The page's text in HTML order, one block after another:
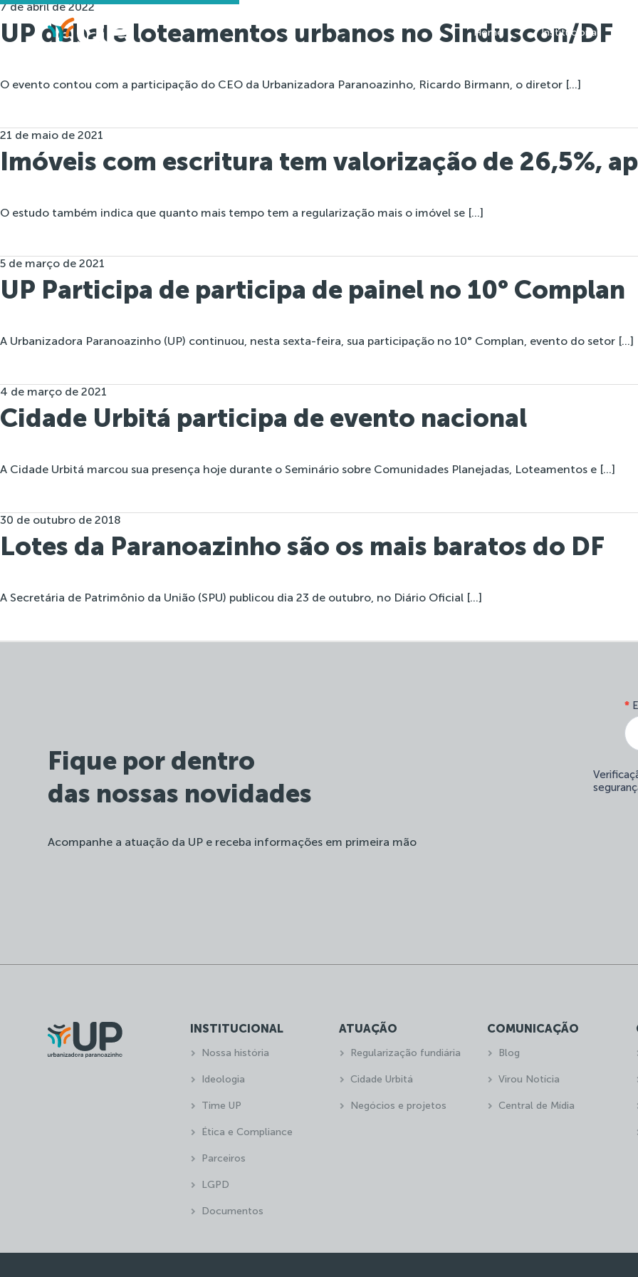
Home Institucional
7 de abril de 2022
UP debate loteamentos urbanos no Sinduscon/DF
O evento contou com a participação do CEO da Urbanizadora Paranoazinho, Ricardo Birmann, o diretor […]
21 de maio de 2021
Imóveis com escritura tem valorização de 26,5%,
O estudo também indica que quanto mais tempo tem a regularização mais o imóvel se […]
5 de março de 2021
UP Participa de participa de painel no 10° Complan
A Urbanizadora Paranoazinho (UP) continuou, nesta sexta-feira, sua participação no 10° Complan, evento do setor […]
4 de março de 2021
Cidade Urbitá participa de evento nacional
A Cidade Urbitá marcou sua presença hoje durante o Seminário sobre Comunidades Planejadas, Loteamentos e […]
30 de outubro de 2018
Lotes da Paranoazinho são os mais baratos do DF
A Secretária de Patrimônio da União (SPU) publicou dia 23 de outubro, no Diário Oficial […]
Fique por dentro
das nossas novidades
Acompanhe a atuação da UP e receba informações em primeira mão
*
INSTITUCIONAL
Nossa história
Ideologia
Time UP
Ética e Compliance
Parceiros
LGPD
Documentos
ATUAÇÃO
Regularização fundiária
Cidade Urbitá
Negócios e projetos
COMUNICAÇÃO
Blog
Virou Notícia
Central de Mídia